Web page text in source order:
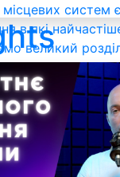
систем
в які
великий
будемо